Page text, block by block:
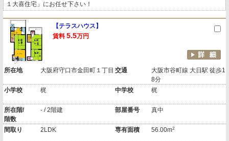
１大喜住宅」にお任せ下さい！
【テラスハウス】
賃料 5.5万円
所在地 大阪府守口市金田町１丁目 交通
大阪市谷町線 大日駅 徒歩1
8分
小学校
梶 中学校 梶
所在階/
階数
- / 2階建 部屋番号 真中
間取り 2LDK 専有面積 56.00m2